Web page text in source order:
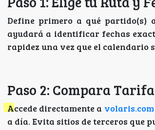
Define primero a qué partido(s)
ayudará a identificar fechas
rapidez una vez que el calendario
Paso 2: Compara
Accede directamente a volaris.com
a día. Evita sitios de terceros que